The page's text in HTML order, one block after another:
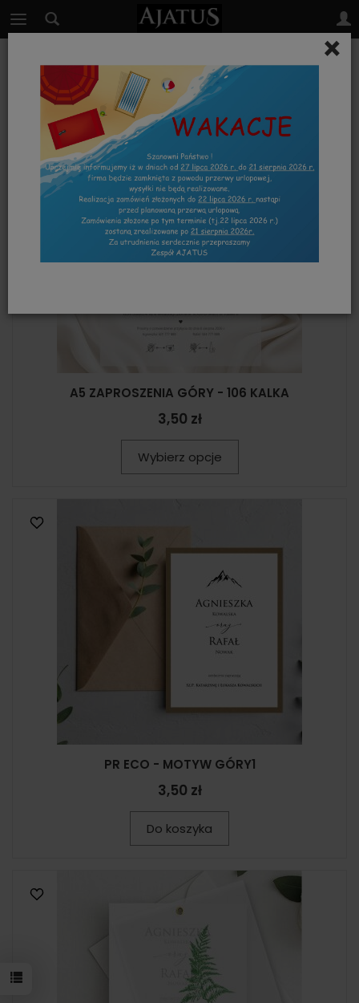
×
PODRÓŻ_GÓRY_LAS
A5 ZAPROSZENIA GÓRY - 106 KALKA
3,50 zł
Wybierz opcje
PR ECO - MOTYW GÓRY1
3,50 zł
Do koszyka